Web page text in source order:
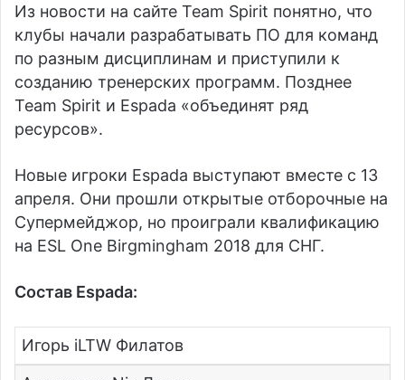
Из новости на сайте Team Spirit понятно, что
клубы начали разрабатывать ПО для команд
по разным дисциплинам и приступили к
созданию тренерских программ. Позднее
Team Spirit и Espada «объединят ряд
ресурсов».
Новые игроки Espada выступают вместе с 13
апреля. Они прошли открытые отборочные на
Супермейджор, но проиграли квалификацию
на ESL One Birgmingham 2018 для СНГ.
Состав Espada:
Игорь iLTW Филатов